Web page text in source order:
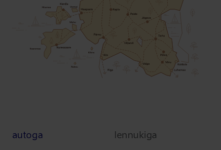
autoga lennukiga